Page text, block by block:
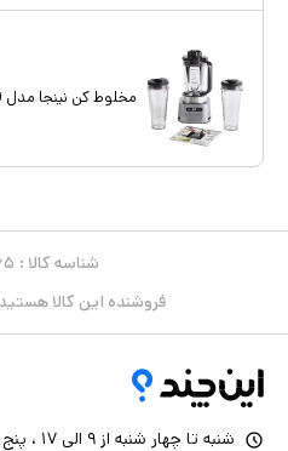
مخلوط کن نینجا مدل CB150
شناسه کالا :
فروشنده این کالا
شنبه تا چهار شنبه از ۹ الی ۱۷ ، پنج شنبه ۹ الی ۱۳